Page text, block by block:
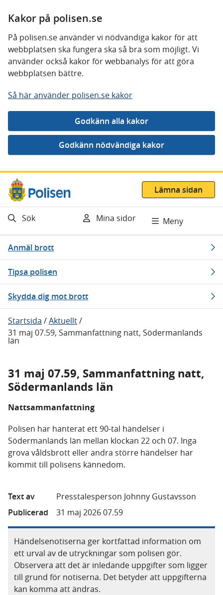
Kakor på polisen.se
På polisen.se använder vi nödvändiga kakor för att
webbplatsen ska fungera ska så bra som möjligt. Vi
använder också kakor för webbanalys för att göra
webbplatsen bättre.
Så här använder polisen.se kakor
Gå direkt till innehåll
Lämna sidan
Sök Mina sidor Meny
Anmäl brott
Tipsa polisen
Skydda dig mot brott
Startsida /Aktuellt/
31 maj 07.59, Sammanfattning natt, Södermanlands
län
31 maj 07.59, Sammanfattning natt,
Södermanlands län
Nattsammanfattning
Polisen har hanterat ett 90-tal händelser i
Södermanlands län mellan klockan 22 och 07. Inga
grova våldsbrott eller andra större händelser har
kommit till polisens kännedom.
Text av
Presstalesperson Johnny Gustavsson
Publicerad
31 maj 2026 07.59
Händelsenotiserna ger kortfattad information om
ett urval av de utryckningar som polisen gör.
Observera att det är inledande uppgifter som ligger
till grund för notiserna. Det betyder att uppgifterna
kan komma att ändras.